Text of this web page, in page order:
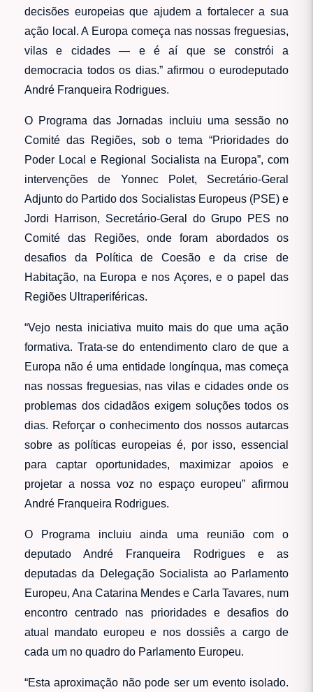
decisões europeias que ajudem a fortalecer a sua
ação local. A Europa começa nas nossas freguesias,
vilas e cidades — e é aí que se constrói a
democracia todos os dias.” afirmou o eurodeputado
André Franqueira Rodrigues.
O Programa das Jornadas incluiu uma sessão no
Comité das Regiões, sob o tema “Prioridades do
Poder Local e Regional Socialista na Europa”, com
intervenções de Yonnec Polet, Secretário-Geral
Adjunto do Partido dos Socialistas Europeus (PSE) e
Jordi Harrison, Secretário-Geral do Grupo PES no
Comité das Regiões, onde foram abordados os
desafios da Política de Coesão e da crise de
Habitação, na Europa e nos Açores, e o papel das
Regiões Ultraperiféricas.
“Vejo nesta iniciativa muito mais do que uma ação
formativa. Trata-se do entendimento claro de que a
Europa não é uma entidade longínqua, mas começa
nas nossas freguesias, nas vilas e cidades onde os
problemas dos cidadãos exigem soluções todos os
dias. Reforçar o conhecimento dos nossos autarcas
sobre as políticas europeias é, por isso, essencial
para captar oportunidades, maximizar apoios e
projetar a nossa voz no espaço europeu” afirmou
André Franqueira Rodrigues.
O Programa incluiu ainda uma reunião com o
deputado André Franqueira Rodrigues e as
deputadas da Delegação Socialista ao Parlamento
Europeu, Ana Catarina Mendes e Carla Tavares, num
encontro centrado nas prioridades e desafios do
atual mandato europeu e nos dossiês a cargo de
cada um no quadro do Parlamento Europeu.
“Esta aproximação não pode ser um evento isolado.